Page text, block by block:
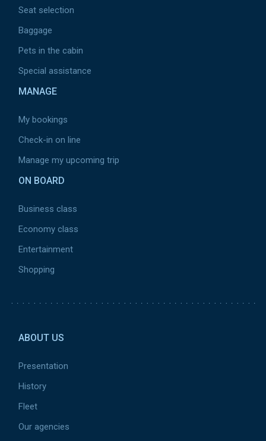
Seat selection
Baggage
Pets in the cabin
Special assistance
MANAGE
My bookings
Check-in on line
Manage my upcoming trip
ON BOARD
Business class
Economy class
Entertainment
Shopping
ABOUT US
Presentation
History
Fleet
Our agencies